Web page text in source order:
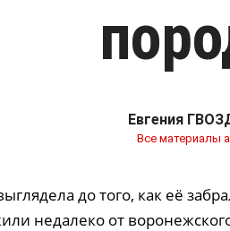
Евгения
Все материалы
до того, как её
недалеко от